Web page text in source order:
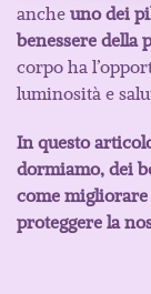
anche uno dei
benessere della
corpo ha
luminosità e
In questo
dormiamo, dei
come migliorare
proteggere la